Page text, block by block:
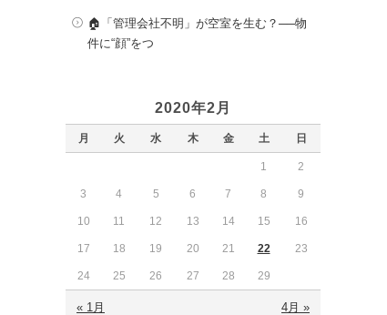
🏠「管理会社不明」が空室を生む？──物
件に“顔”をつ
2020年2月
月 火 水 木 金 土 日
« 1月 4月 »
1 2
3 4 5 6 7 8 9
10 11 12 13 14 15 16
17 18 19 20 21 22 23
24 25 26 27 28 29